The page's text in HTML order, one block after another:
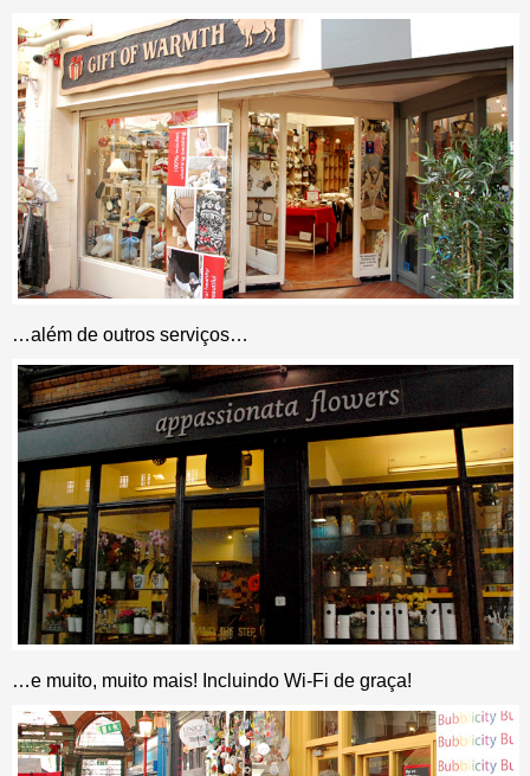
…além de outros serviços…
…e muito, muito mais! Incluindo Wi-Fi de graça!